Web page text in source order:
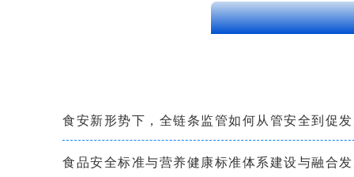
食安新形势下，全链条监管如何从管安全到促
食品安全标准与营养健康标准体系建设与融合